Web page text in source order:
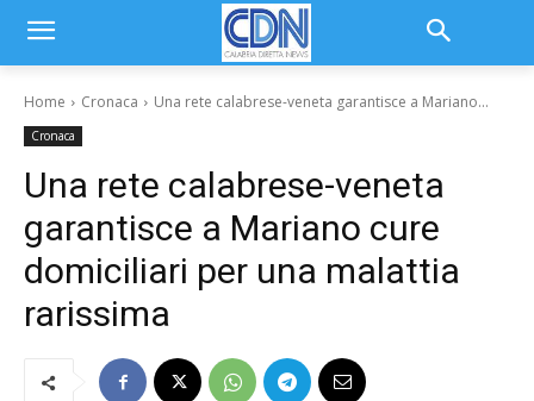
Home Cronaca Una rete calabrese-veneta garantisce a Mariano...
Cronaca
Una rete calabrese-veneta
garantisce a Mariano cure
domiciliari per una malattia
rarissima